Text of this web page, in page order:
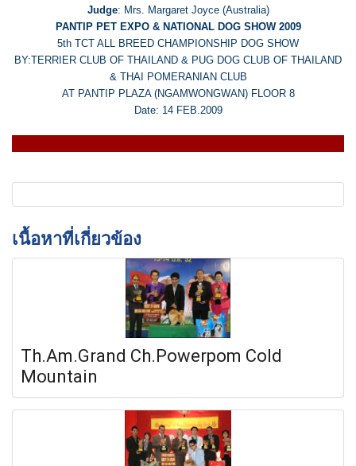
Judge: Mrs. Margaret Joyce (Australia)
PANTIP PET EXPO & NATIONAL DOG SHOW 2009
5th TCT ALL BREED CHAMPIONSHIP DOG SHOW
BY:TERRIER CLUB OF THAILAND & PUG DOG CLUB OF THAILAND
& THAI POMERANIAN CLUB
AT PANTIP PLAZA (NGAMWONGWAN) FLOOR 8
Date: 14 FEB.2009
เนื้อหาที่เกี่ยวข้อง
Th.Am.Grand Ch.Powerpom Cold
Mountain